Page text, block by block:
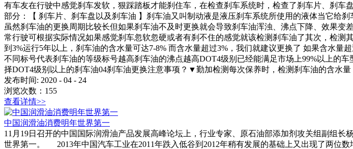
有车友在行驶中感觉刹车发软，狠踩踏板才能刹住车，在检查刹车系统时，检查了刹车片、刹
部分：【 刹车片、刹车盘以及刹车油 】刹车油又叫制动液是液压刹车系统所使用的液体当它给
虽然刹车油的更换周期比较长但如果刹车油不及时更换就会导致刹车油浑浊、沸点下降、效果
常行驶可根据实际情况如果感觉刹车忽软忽硬或者有刹不住的感觉就该检测刹车油了其次，检测
到3%运行5年以上，刹车油的含水量可达7-8% 而含水量超过3%，我们就建议更换了 如果含水
不同标号代表刹车油的等级标号越高刹车油的沸点越高DOT4级别已经能满足市场上99%以上的
择DOT4级别以上的刹车油04刹车油更换注意事项？▼勤加检测每次保养时，检测刹车油的含水
发布时间: 2020 - 04 - 24
浏览次数： 155
查看详情>>
中国润滑油消费明年世界第一
11月19日召开的中国国际润滑油产品发展高峰论坛上，行业专家、原石油部添加剂攻关组副组
世界第一。 2013年中国汽车工业在2011年跌入低谷到2012年稍有发展的基础上又出现了两位数